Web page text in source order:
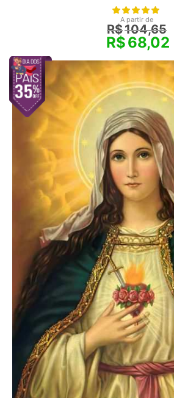
A partir de
R$104,65
R$68,02